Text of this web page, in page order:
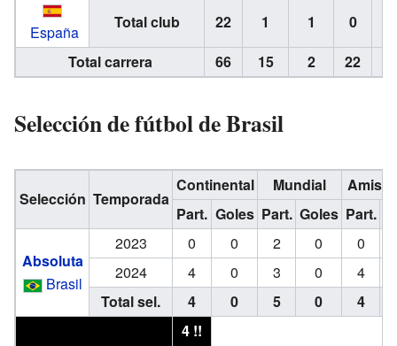
España
Total club 22 1 1 0
Total carrera
66 15 2 22
Selección de fútbol de Brasil
Selección Temporada
Continental Mundial
Part. Goles Part. Goles Part.
Absoluta
Brasil
2023 0 0 2 0
0
2024
4 0 3 0
4
Total sel.
4 0 5 0
4
4 !!